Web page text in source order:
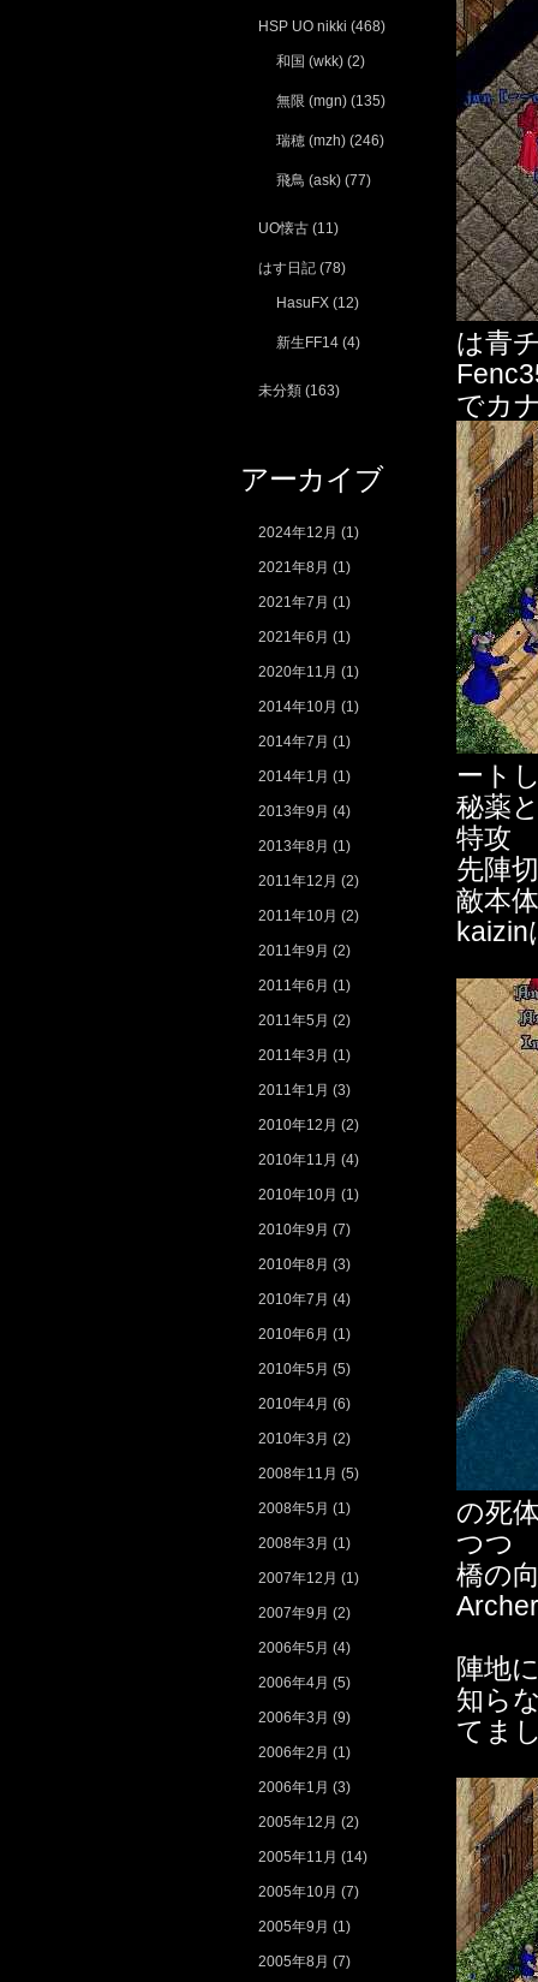
は青
でカ
ート
秘薬
特攻
先陣
敵本
kaizin
の死
つつ
橋の
陣地
知ら
てま
HSP UO nikki (468)
和国 (wkk) (2)
無限 (mgn) (135)
瑞穂 (mzh) (246)
飛鳥 (ask) (77)
UO懐古 (11)
はす日記 (78)
HasuFX (12)
新生FF14 (4)
未分類 (163)
アーカイブ
2024年12月 (1)
2021年8月 (1)
2021年7月 (1)
2021年6月 (1)
2020年11月 (1)
2014年10月 (1)
2014年7月 (1)
2014年1月 (1)
2013年9月 (4)
2013年8月 (1)
2011年12月 (2)
2011年10月 (2)
2011年9月 (2)
2011年6月 (1)
2011年5月 (2)
2011年3月 (1)
2011年1月 (3)
2010年12月 (2)
2010年11月 (4)
2010年10月 (1)
2010年9月 (7)
2010年8月 (3)
2010年7月 (4)
2010年6月 (1)
2010年5月 (5)
2010年4月 (6)
2010年3月 (2)
2008年11月 (5)
2008年5月 (1)
2008年3月 (1)
2007年12月 (1)
2007年9月 (2)
2006年5月 (4)
2006年4月 (5)
2006年3月 (9)
2006年2月 (1)
2006年1月 (3)
2005年12月 (2)
2005年11月 (14)
2005年10月 (7)
2005年9月 (1)
2005年8月 (7)